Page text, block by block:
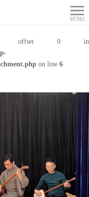
offset 0 in
on line 6